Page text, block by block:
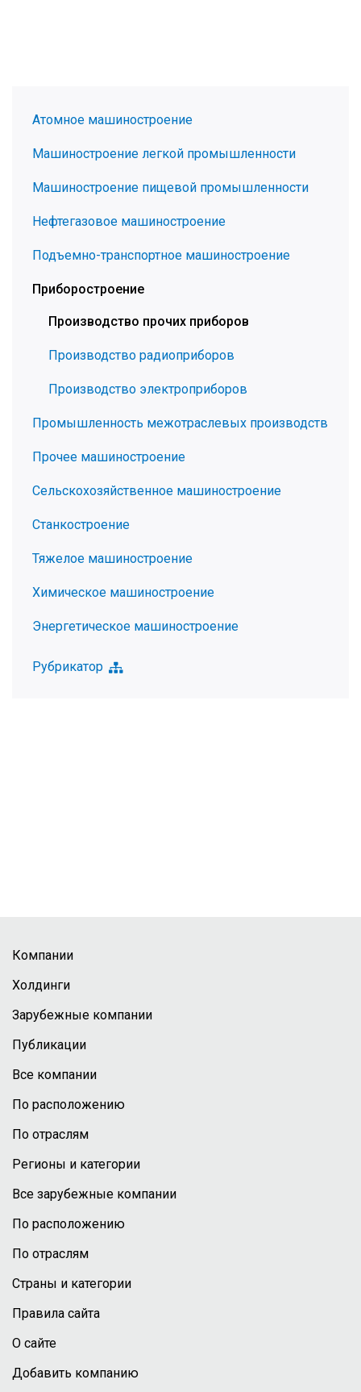
Атомное машиностроение
Машиностроение легкой промышленности
Машиностроение пищевой промышленности
Нефтегазовое машиностроение
Подъемно-транспортное машиностроение
Приборостроение
Производство прочих приборов
Производство радиоприборов
Производство электроприборов
Промышленность межотраслевых производств
Прочее машиностроение
Сельскохозяйственное машиностроение
Станкостроение
Тяжелое машиностроение
Химическое машиностроение
Энергетическое машиностроение
Рубрикатор
Компании
Холдинги
Зарубежные компании
Публикации
Все компании
По расположению
По отраслям
Регионы и категории
Все зарубежные компании
По расположению
По отраслям
Страны и категории
Правила сайта
О сайте
Добавить компанию